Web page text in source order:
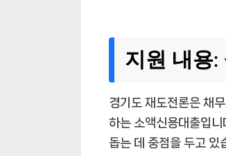
지원 내용:
경기도 재도전론은 채
하는 소액신용대출입
돕는 데 중점을 두고 있